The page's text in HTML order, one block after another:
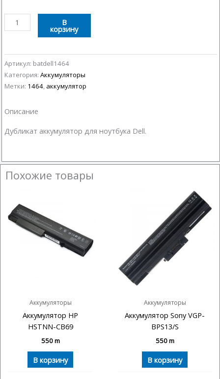
Количество
товара
Dell
1464
В
корзину
Артикул: batdell1464
Категория: Аккумуляторы
Метки: 1464, аккумулятор
Описание
Дубликат аккумулятор для ноутбука Dell.
Похожие товары
Аккумуляторы
Аккумулятор HP
HSTNN-CB69
550m
В корзину
Аккумуляторы
Аккумулятор Sony VGP-
BPS13/S
550m
В корзину